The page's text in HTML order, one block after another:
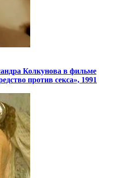
Колкунова в фильме
против секса», 1991